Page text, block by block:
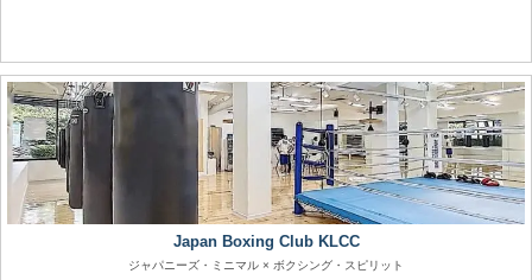
Japan Boxing Club KLCC
ジャパニーズ・ミニマル × ボクシング・スピリット